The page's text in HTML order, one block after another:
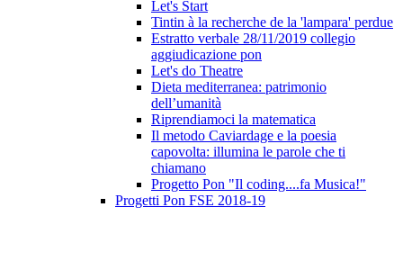
Let's Start
Tintin à la recherche de la 'lampara' perdue
Estratto verbale 28/11/2019 collegio
aggiudicazione pon
Let's do Theatre
Dieta mediterranea: patrimonio
dell’umanità
Riprendiamoci la matematica
Il metodo Caviardage e la poesia
capovolta: illumina le parole che ti
chiamano
Progetto Pon "Il coding....fa Musica!"
Progetti Pon FSE 2018-19